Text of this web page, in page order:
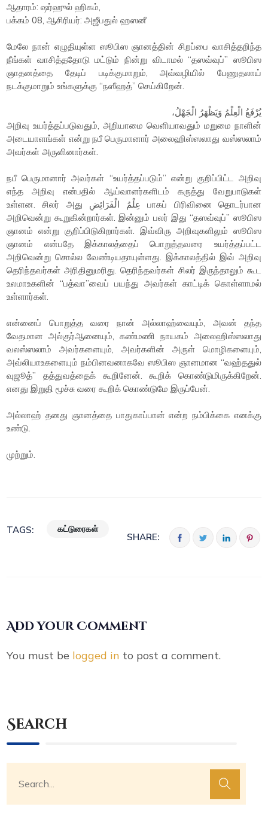
ஆதாரம்: ஷர்ஹுல் ஹிகம்,
பக்கம் 08, ஆசிரியர்: அஜீபதுல் ஹஸனீ
மேலே நான் எழுதியுள்ள ஸூபிஸ ஞானத்தின் சிறப்பை வாசித்தறிந்த
நீங்கள் வாசித்ததோடு மட்டும் நின்று விடாமல் “தஸவ்வுப்” ஸூபிஸ
ஞாதனத்தை தேடிப் படிக்குமாறும், அவ்வழியில் பேணுதலாய்
நடக்குமாறும் உங்களுக்கு “நஸீஹத்” செய்கிறேன்.
يُرْفَعُ الْعِلْمُ وَيَظْهَرُ الْجَهْلُ،
அறிவு உயர்த்தப்படுவதும், அறியாமை வெளியாவதும் மறுமை நாளின்
அடையாளங்கள் என்று நபீ பெருமானார் அலைஹிஸ்ஸலாது வஸ்ஸலாம்
அவர்கள் அருளினார்கள்.
நபீ பெருமானார் அவர்கள் “உயர்த்தப்படும்” என்று குறிப்பிட்ட அறிவு
எந்த அறிவு என்பதில் ஆய்வாளர்களிடம் கருத்து வேறுபாடுகள்
உள்ளன. சிலர் அது عِلْمُ الْفَرَائِضِ பாகப் பிரிவினை தொடர்பான
அறிவென்று கூறுகின்றார்கள். இன்னும் பலர் இது “தஸவ்வுப்” ஸூபிஸ
ஞானம் என்று குறிப்பிடுகிறார்கள். இவ்விரு அறிவுகளிலும் ஸூபிஸ
ஞானம் என்பதே இக்காலத்தைப் பொறுத்தவரை உயர்த்தப்பட்ட
அறிவென்று சொல்ல வேண்டியதாயுள்ளது. இக்காலத்தில் இவ் அறிவு
தெரிந்தவர்கள் அரிதினுமரிது. தெரிந்தவர்கள் சிலர் இருந்தாலும் கூட
உலமாஉகளின் “பத்வா”வைப் பயந்து அவர்கள் காட்டிக் கொள்ளாமல்
உள்ளார்கள்.
என்னைப் பொறுத்த வரை நான் அல்லாஹ்வையும், அவன் தந்த
வேதமான அல்குர்ஆனையும், கண்மணி நாயகம் அலைஹிஸ்ஸலாது
வலஸ்ஸலாம் அவர்களையும், அவர்களின் அருள் மொழிகளையும்,
அவ்லியாஉகளையும் நம்பினவனாகவே ஸூபிஸ ஞானமான “வஹ்ததுல்
வுஜூத்” தத்துவத்தைக் கூறினேன். கூறிக் கொண்டுமிருக்கிறேன்.
எனது இறுதி மூச்சு வரை கூறிக் கொண்டுமே இருப்பேன்.
அல்லாஹ் தனது ஞானத்தை பாதுகாப்பான் என்ற நம்பிக்கை எனக்கு
உண்டு.
முற்றும்.
TAGS: கட்டுரைகள்
SHARE:
Add your Comment
You must be logged in to post a comment.
Search